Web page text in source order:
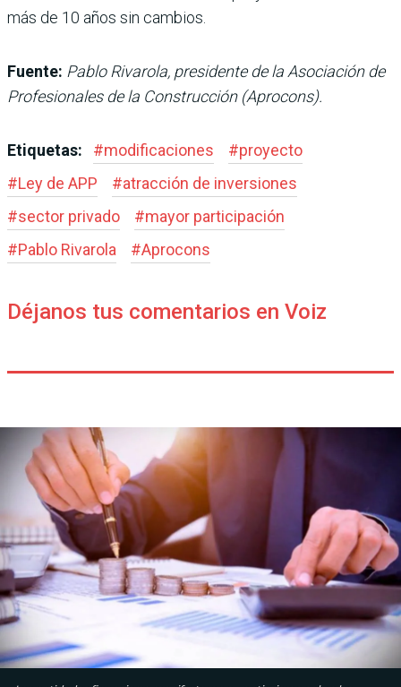
más de 10 años sin cambios.
Fuente: Pablo Rivarola, presidente de la Asociación de
Profesionales de la Construcción (Aprocons).
Etiquetas: #modificaciones #proyecto
#Ley de APP #atracción de inversiones
#sector privado #mayor participación
#Pablo Rivarola #Aprocons
Déjanos tus comentarios en Voiz